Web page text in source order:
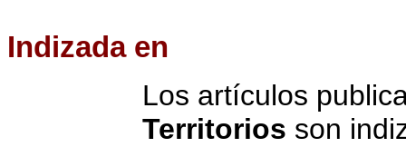
Indizadaen
Los artículos
Territorios son